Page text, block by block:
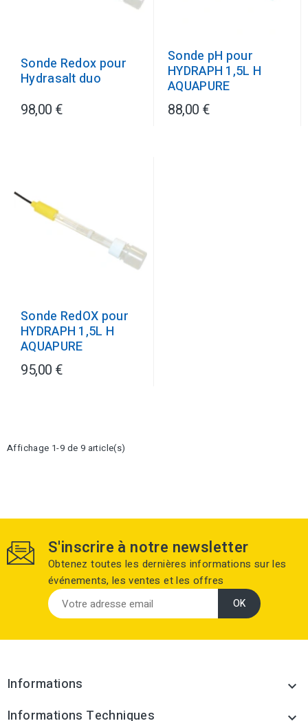
Sonde Redox pour
Hydrasalt duo
98,00 €
Sonde pH pour
HYDRAPH 1,5L H
AQUAPURE
88,00 €
Sonde RedOX pour
HYDRAPH 1,5L H
AQUAPURE
95,00 €
Affichage 1-9 de 9 article(s)
S'inscrire à notre newsletter
Obtenez toutes les dernières informations sur les
événements, les ventes et les offres
Informations 
Informations Techniques